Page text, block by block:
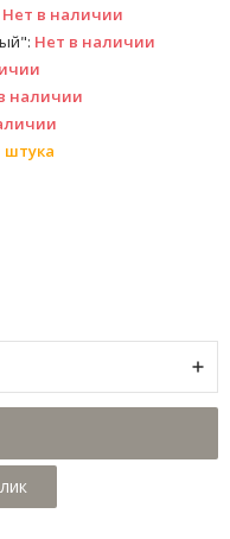
Нет в наличии
Нет в наличии
наличии
штука